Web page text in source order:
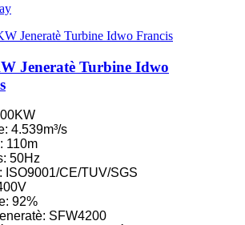
Jeneratè Turbine Idwo
4.539m³/s
110m
50Hz
ISO9001/CE/TUV/SGS
92%
SFW4200